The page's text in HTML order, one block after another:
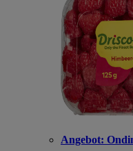
Angebot: